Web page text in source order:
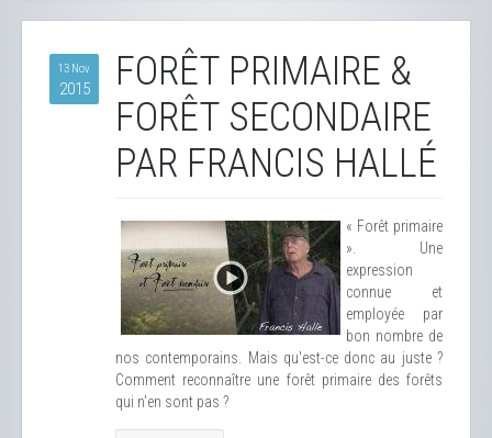
13 Nov
2015
FORÊT PRIMAIRE &
FORÊT SECONDAIRE
PAR FRANCIS HALLÉ
« Forêt primaire
». Une
expression
connue et
employée par
bon nombre de
nos contemporains. Mais qu'est-ce donc au juste ?
Comment reconnaître une forêt primaire des forêts
qui n'en sont pas ?